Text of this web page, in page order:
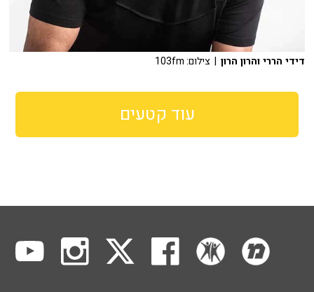
דידי הררי והרון הרון | צילום: 103fm
עוד קטעים